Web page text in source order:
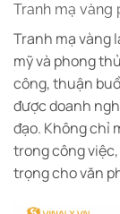
Tranh mạ vàng
Tranh mạ vàng
mỹ và phong
công, thuận
được doanh
đạo. Không chỉ
trong công
trọng cho văn